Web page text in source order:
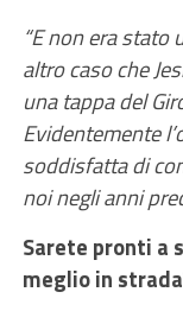
“E non era stato
altro caso che
una tappa del
Evidentemente
soddisfatta di
noi negli anni
Sarete pronti a
meglio in